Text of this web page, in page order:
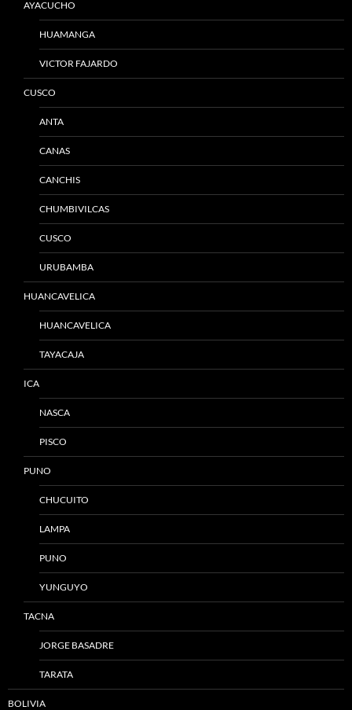
AYACUCHO
HUAMANGA
VICTOR FAJARDO
CUSCO
ANTA
CANAS
CANCHIS
CHUMBIVILCAS
CUSCO
URUBAMBA
HUANCAVELICA
HUANCAVELICA
TAYACAJA
ICA
NASCA
PISCO
PUNO
CHUCUITO
LAMPA
PUNO
YUNGUYO
TACNA
JORGE BASADRE
TARATA
BOLIVIA